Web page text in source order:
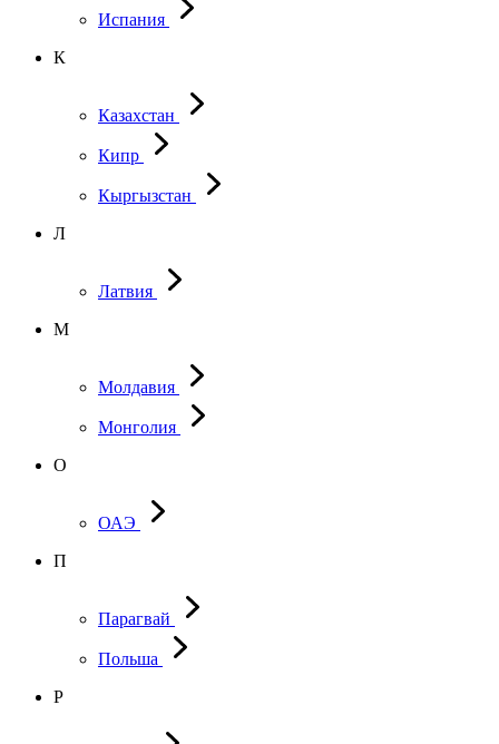
Испания
К
Казахстан
Кипр
Кыргызстан
Л
Латвия
М
Молдавия
Монголия
О
ОАЭ
П
Парагвай
Польша
Р